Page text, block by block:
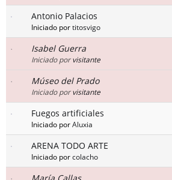
Antonio Palacios
Iniciado portitosvigo
Isabel Guerra
Iniciado porvisitante
Múseo del Prado
Iniciado porvisitante
Fuegos artificiales
Iniciado porAluxia
ARENA TODO ARTE
Iniciado porcolacho